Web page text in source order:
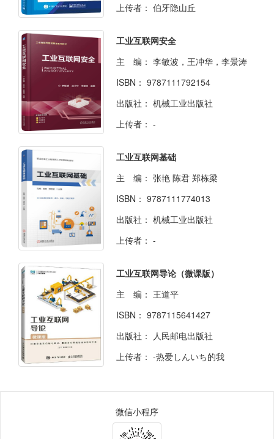
上传者： 伯牙隐山丘
工业互联网安全
主 编： 李敏波，王冲华，李景涛
ISBN： 9787111792154
出版社： 机械工业出版社
上传者： -
工业互联网基础
主 编： 张艳 陈君 郑栋梁
ISBN： 9787111774013
出版社： 机械工业出版社
上传者： -
工业互联网导论（微课版）
主 编： 王道平
ISBN： 9787115641427
出版社：
人民邮电出版社
上传者： -热爱しんいち的我
微信小程序